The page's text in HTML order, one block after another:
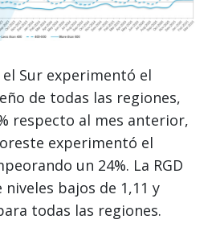
Sur experimentó el
de todas las regiones,
respecto al mes anterior,
experimentó el
un 24%. La RGD
bajos de 1,11 y
todas las regiones.